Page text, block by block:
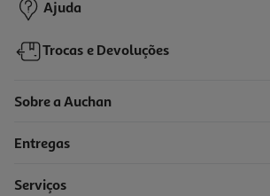
Ajuda
Trocas e Devoluções
Sobre a Auchan
Entregas
Serviços